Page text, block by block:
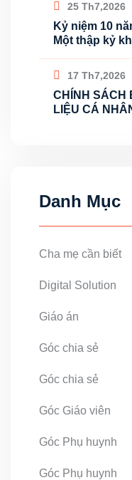
25 Th7,2026
Kỷ niệm 10
Một thập kỷ
17 Th7,2026
CHÍNH SÁCH
LIỆU CÁ
Danh Mục
Cha mẹ cần biết
Digital Solution
Giáo án
Góc chia sẻ
Góc chia sẻ
Góc Giáo viên
Góc Phụ huynh
Góc Phụ huynh